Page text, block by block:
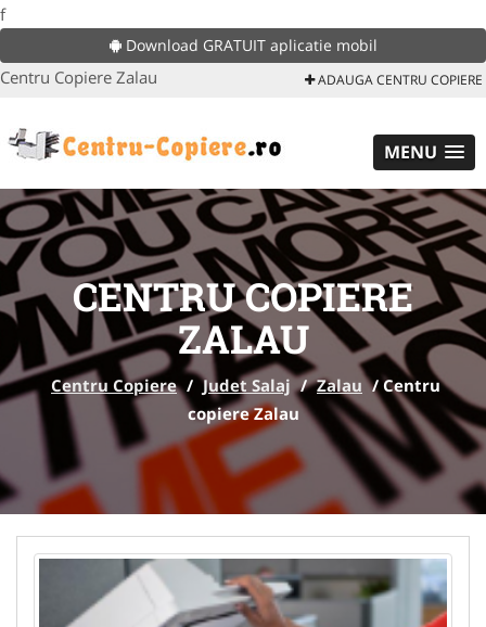
f
Download GRATUIT aplicatie mobil
Centru Copiere Zalau ADAUGA CENTRU COPIERE
MENU
CENTRU COPIERE
ZALAU
Centru Copiere / Judet Salaj / Zalau / Centru
copiere Zalau